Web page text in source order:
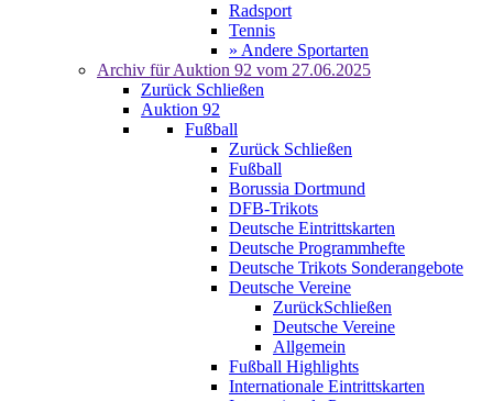
Radsport
Tennis
» Andere Sportarten
Archiv für Auktion 92 vom 27.06.2025
Zurück Schließen
Auktion 92
Fußball
Zurück Schließen
Fußball
Borussia Dortmund
DFB-Trikots
Deutsche Eintrittskarten
Deutsche Programmhefte
Deutsche Trikots Sonderangebote
Deutsche Vereine
ZurückSchließen
Deutsche Vereine
Allgemein
Fußball Highlights
Internationale Eintrittskarten